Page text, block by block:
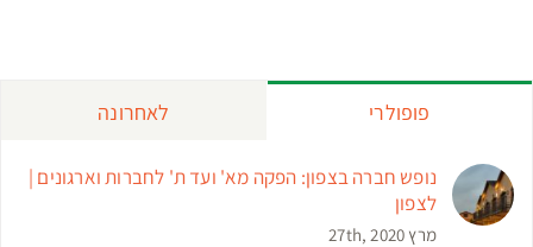
פופולרי לאחרונה
נופש חברה בצפון: הפקה מא' ועד ת' לחברות וארגונים |
לצפון
מרץ 27th, 2020